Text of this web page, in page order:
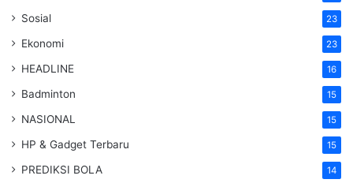
Sosial 23
Ekonomi 23
HEADLINE 16
Badminton 15
NASIONAL 15
HP & Gadget Terbaru 15
PREDIKSI BOLA 14